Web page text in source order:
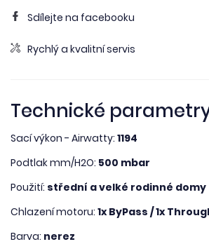
Sdílejte na facebooku
Rychlý a kvalitní servis
Technické
Sací výkon - Airwatty: 1194
Podtlak mm/H2O: 500 mbar
Použití: střední a velké rodinné domy
Chlazení motoru: 1x ByPass / 1x
Barva: nerez